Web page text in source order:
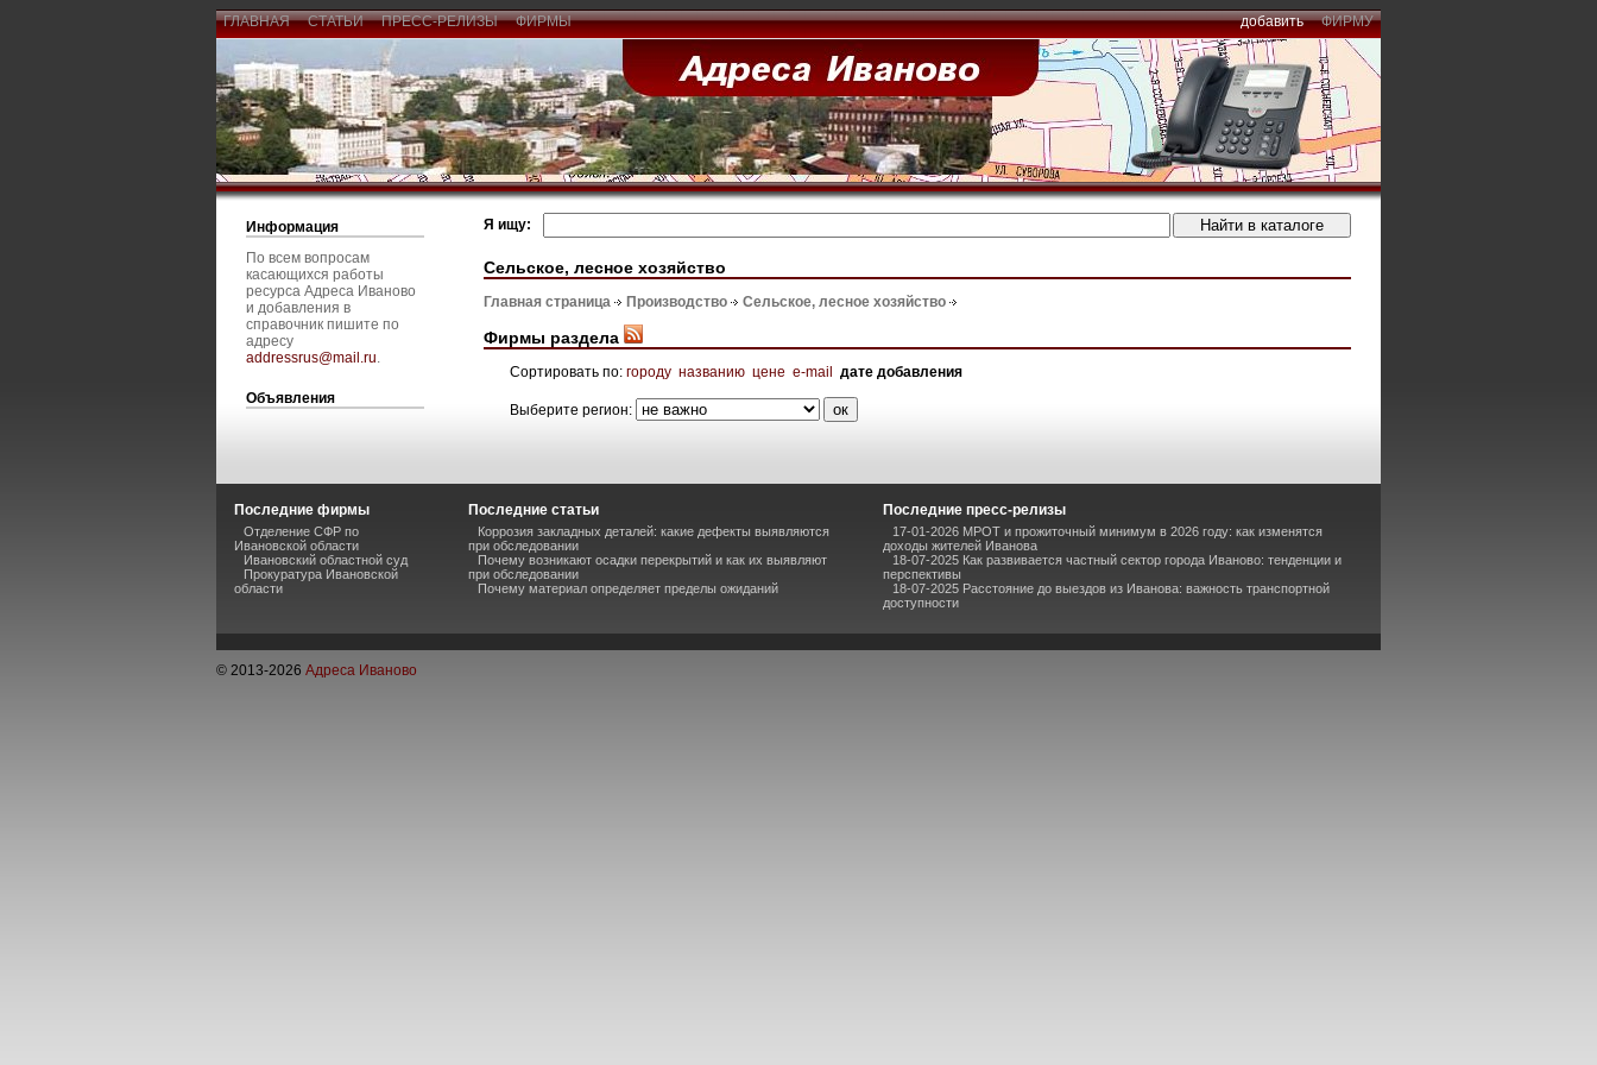
ГЛАВНАЯ СТАТЬИ ПРЕСС-РЕЛИЗЫ ФИРМЫ добавить ФИРМУ
Информация
По всем вопросам
касающихся работы
ресурса Адреса Иваново
и добавления в
справочник пишите по
адресу
addressrus@mail.ru.
Объявления
Я ищу:
Сельское, лесное хозяйство
Главная страница Производство Сельское, лесное хозяйство
Фирмы раздела
Сортировать по: городу названию цене e-mail дате добавления
Выберите регион:
Последние фирмы
Отделение СФР по
Ивановской области
Ивановский областной суд
Прокуратура Ивановской
области
Последние статьи
Коррозия закладных деталей: какие дефекты выявляются
при обследовании
Почему возникают осадки перекрытий и как их выявляют
при обследовании
Почему материал определяет пределы ожиданий
Последние пресс-релизы
17-01-2026 МРОТ и прожиточный минимум в 2026 году: как изменятся
доходы жителей Иванова
18-07-2025 Как развивается частный сектор города Иваново: тенденции и
перспективы
18-07-2025 Расстояние до выездов из Иванова: важность транспортной
доступности
© 2013-2026 Адреса Иваново